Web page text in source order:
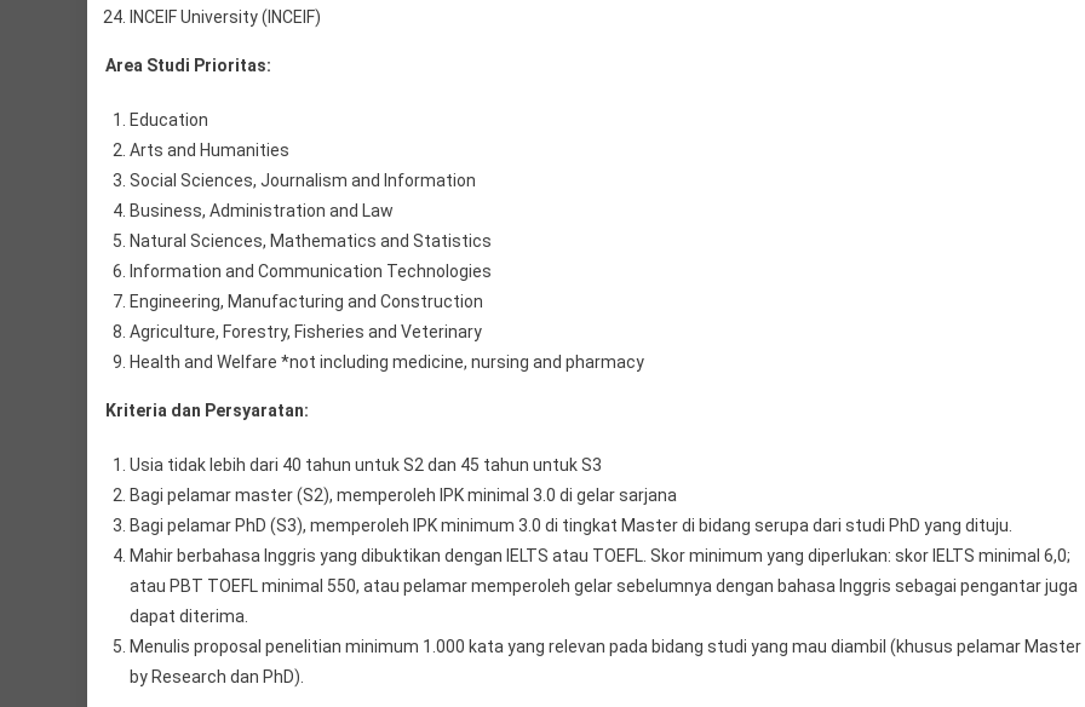
INCEIF University (INCEIF)
Area Studi Prioritas:
Education
Arts and Humanities
Social Sciences, Journalism and Information
Business, Administration and Law
Natural Sciences, Mathematics and Statistics
Information and Communication Technologies
Engineering, Manufacturing and Construction
Agriculture, Forestry, Fisheries and Veterinary
Health and Welfare *not including medicine, nursing and pharmacy
Kriteria dan Persyaratan:
Usia tidak lebih dari 40 tahun untuk S2 dan 45 tahun untuk S3
Bagi pelamar master (S2), memperoleh IPK minimal 3.0 di gelar sarjana
Bagi pelamar PhD (S3), memperoleh IPK minimum 3.0 di tingkat Master di bidang serupa dari studi PhD yang dituju.
Mahir berbahasa Inggris yang dibuktikan dengan IELTS atau TOEFL. Skor minimum yang diperlukan: skor IELTS minimal 6,0;
atau PBT TOEFL minimal 550, atau pelamar memperoleh gelar sebelumnya dengan bahasa Inggris sebagai pengantar juga
dapat diterima.
Menulis proposal penelitian minimum 1.000 kata yang relevan pada bidang studi yang mau diambil (khusus pelamar Master
by Research dan PhD).